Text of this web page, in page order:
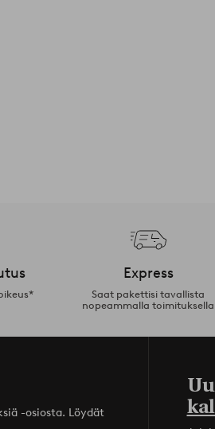
Express
Saat pakettisi tavallista
nopeammalla toimituksella
-osiosta. Löydät